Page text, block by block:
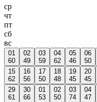
ср
чт
пт
сб
вс
01
60
02
49
03
59
04
62
05
46
06
50
15
62
16
56
17
50
18
48
19
45
20
45
29
61
30
66
01
53
02
50
03
74
04
47